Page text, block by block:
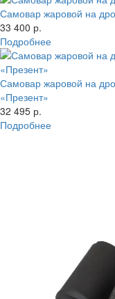
Самовар жаровой на
33 400 р.
Подробнее
Самовар жаровой на
«Презент»
32 495 р.
Подробнее